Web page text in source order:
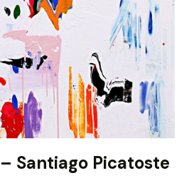
Santiago Picatoste